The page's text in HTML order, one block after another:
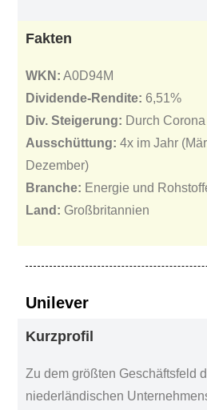
Fakten
WKN: A0D94M
Dividende-Rendite: 6,51%
Div. Steigerung: Durch
Ausschüttung: 4x im Jahr
Dezember)
Branche: Energie und
Land: Großbritannien
Unilever
Kurzprofil
Zu dem größten Geschäftsfeld
niederländischen